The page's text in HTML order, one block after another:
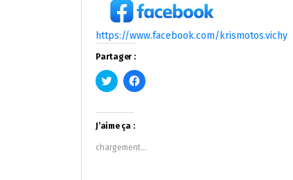
https://www.facebook.com/krismotos.vichy
Partager :
Cliquez
pour
Twitter(ouvre
dans
une
nouvelle
fenêtre)
Cliquez
pour
fenêtre)
J’aime ça :
chargement…